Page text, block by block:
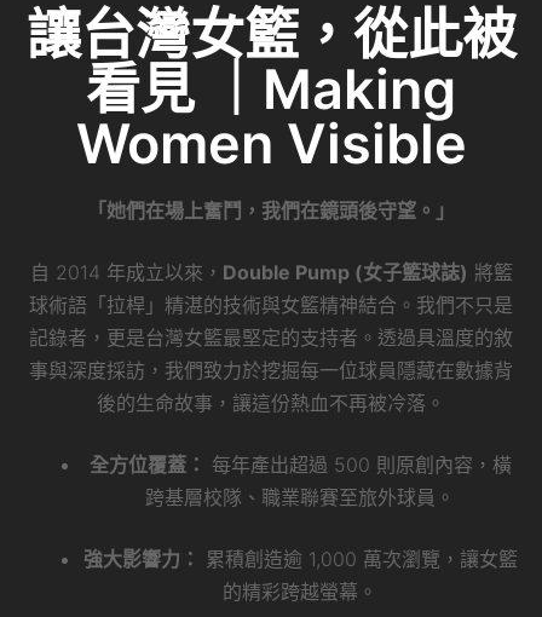
讓台灣女籃，從此被
看見 ｜Making
Women Visible
「她們在場上奮鬥，我們在鏡頭後守望。」
自 2014 年成立以來， Double Pump (女子籃球誌) 將籃
球術語「拉桿」精湛的技術與女籃精神結合。我們不只是
記錄者，更是台灣女籃最堅定的支持者。透過具溫度的敘
事與深度採訪，我們致力於挖掘每一位球員隱藏在數據背
後的生命故事，讓這份熱血不再被冷落。
全方位覆蓋： 每年產出超過 500 則原創內容，橫
跨基層校隊、職業聯賽至旅外球員。
強大影響力：
累積創造逾 1,000 萬次瀏覽，讓女籃
的精彩跨越螢幕。